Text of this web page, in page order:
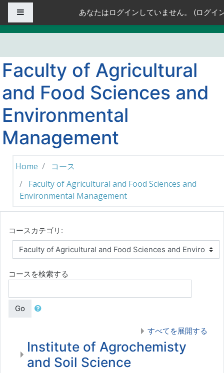
メインコンテンツへスキップする
あなたはログインしていません。 (ログイ
Faculty of Agricultural
and Food Sciences and
Environmental
Management
Home
コース
Faculty of Agricultural and Food Sciences and
Environmental Management
コースカテゴリ:
コースを検索する
Go
すべてを展開する
Institute of Agrochemisty
and Soil Science